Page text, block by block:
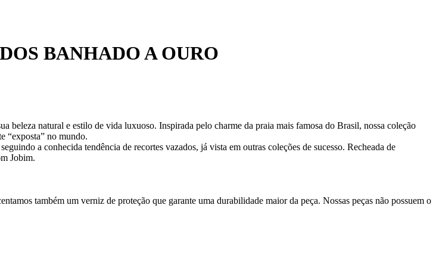
BANHADO A OURO
beleza natural e estilo de vida luxuoso. Inspirada pelo charme da praia mais famosa do Brasil, nossa coleção
“exposta” no mundo.
a conhecida tendência de recortes vazados, já vista em outras coleções de sucesso. Recheada de
Jobim.
também um verniz de proteção que garante uma durabilidade maior da peça. Nossas peças não possuem o